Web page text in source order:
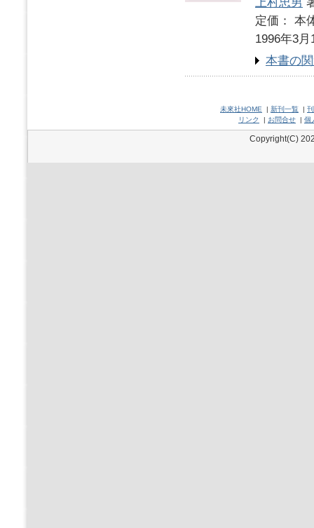
定価：
1996年3月
本書の
未來社HOME | 新刊一覧 |
リンク
| お問合せ | 個
Copyright(C)